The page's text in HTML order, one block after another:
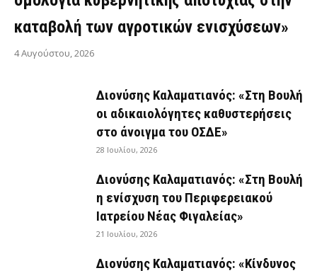
καταβολή των αγροτικών ενισχύσεων»
4 Αυγούστου, 2026
Διονύσης Καλαματιανός: «Στη Βουλή
οι αδικαιολόγητες καθυστερήσεις
στο άνοιγμα του ΟΣΔΕ»
28 Ιουλίου, 2026
Διονύσης Καλαματιανός: «Στη Βουλή
η ενίσχυση του Περιφερειακού
Ιατρείου Νέας Φιγαλείας»
21 Ιουλίου, 2026
Διονύσης Καλαματιανός: «Κίνδυνος